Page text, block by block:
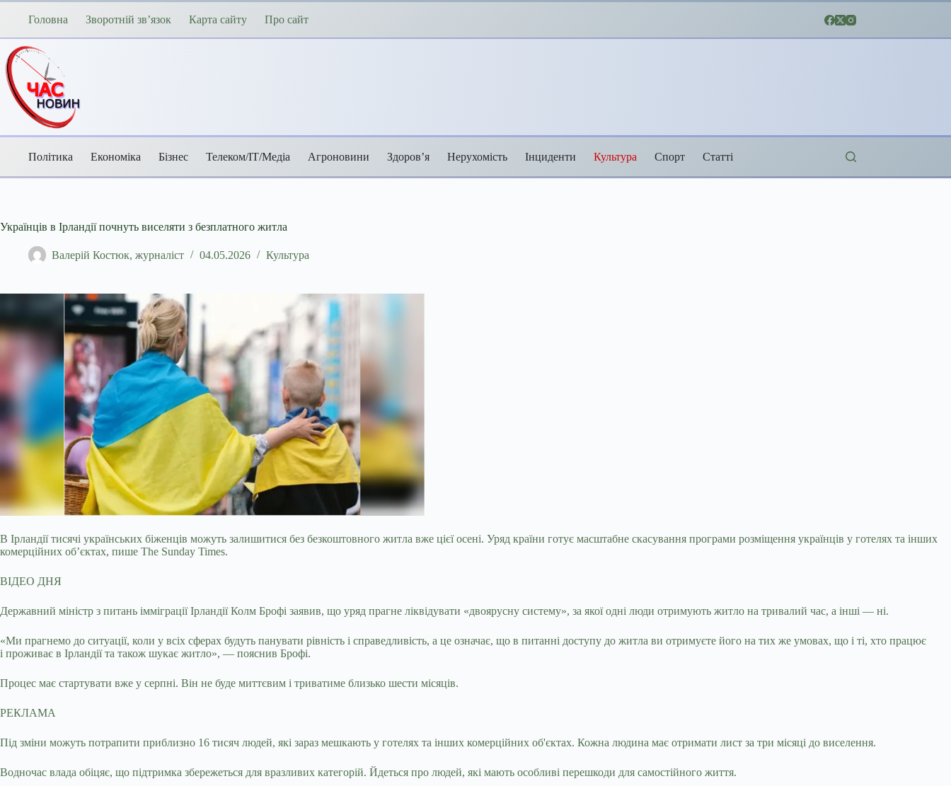
Перейти
Головна Зворотній зв’язок Карта сайту Про сайт
Політика Економіка Бізнес Телеком/ІТ/Медіа Агроновини Здоров’я Нерухомість Інциденти Культура Спорт Статті
Українців в Ірландії почнуть виселяти з безплатного житла
Валерій Костюк, журналіст 04.05.2026 Культура
В Ірландії тисячі українських біженців можуть залишитися без безкоштовного житла вже цієї осені. Уряд країни готує масштабне скасування програми розміщення українців у готелях та інших
комерційних об’єктах, пише The Sunday Times.
ВІДЕО ДНЯ
Державний міністр з питань імміграції Ірландії Колм Брофі заявив, що уряд прагне ліквідувати «двоярусну систему», за якої одні люди отримують житло на тривалий час, а інші — ні.
«Ми прагнемо до ситуації, коли у всіх сферах будуть панувати рівність і справедливість, а це означає, що в питанні доступу до житла ви отримуєте його на тих же умовах, що і ті, хто працює
і проживає в Ірландії та також шукає житло», — пояснив Брофі.
Процес має стартувати вже у серпні. Він не буде миттєвим і триватиме близько шести місяців.
РЕКЛАМА
Під зміни можуть потрапити приблизно 16 тисяч людей, які зараз мешкають у готелях та інших комерційних об'єктах. Кожна людина має отримати лист за три місяці до виселення.
Водночас влада обіцяє, що підтримка збережеться для вразливих категорій. Йдеться про людей, які мають особливі перешкоди для самостійного життя.